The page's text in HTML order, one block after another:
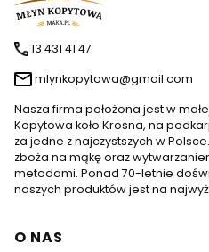
13 431 41 47
mlynkopytowa@gmail.com
Nasza firma położona jest w
Kopytowa koło Krosna, na
za jedne z najczystszych w
zboża na mąkę oraz
metodami. Ponad 70-letnie
naszych produktów jest na
Linki w stopce
O NAS